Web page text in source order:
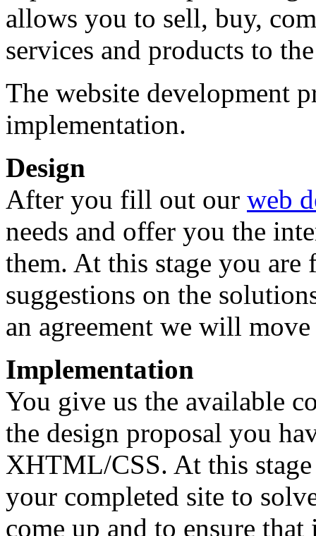
allows you to sell, buy,
services and products to
The website development
implementation.
Design
After you fill out our web
needs and offer you the
them. At this stage you are
suggestions on the
an agreement we will
Implementation
You give us the available
the design proposal you
XHTML/CSS. At this
your completed site to
come up and to ensure